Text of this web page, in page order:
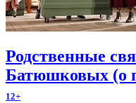
Родственные
Батюшковых (о
12+